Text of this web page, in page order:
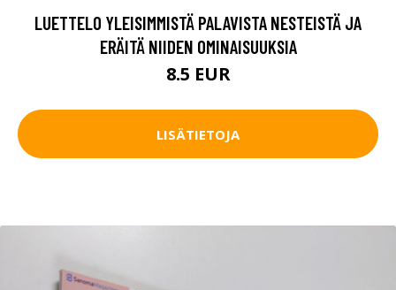
LUETTELO YLEISIMMISTÄ PALAVISTA NESTEISTÄ JA
ERÄITÄ NIIDEN OMINAISUUKSIA
8.5 EUR
LISÄTIETOJA